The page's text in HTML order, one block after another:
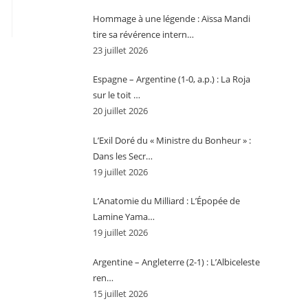
Hommage à une légende : Aïssa Mandi
tire sa révérence intern…
23 juillet 2026
Espagne – Argentine (1-0, a.p.) : La Roja
sur le toit …
20 juillet 2026
L’Exil Doré du « Ministre du Bonheur » :
Dans les Secr…
19 juillet 2026
L’Anatomie du Milliard : L’Épopée de
Lamine Yama…
19 juillet 2026
Argentine – Angleterre (2-1) : L’Albiceleste
ren…
15 juillet 2026